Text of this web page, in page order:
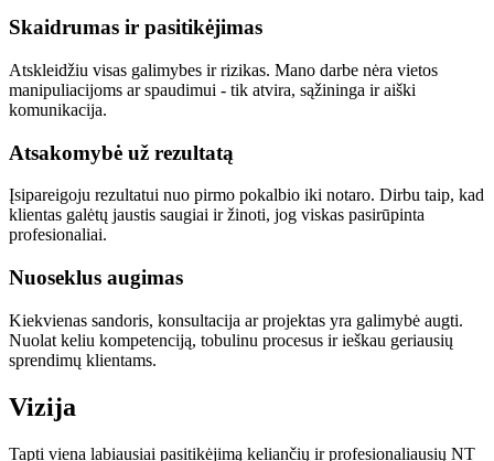
Skaidrumas ir pasitikėjimas
Atskleidžiu visas galimybes ir rizikas. Mano darbe nėra vietos
manipuliacijoms ar spaudimui - tik atvira, sąžininga ir aiški
komunikacija.
Atsakomybė už rezultatą
Įsipareigoju rezultatui nuo pirmo pokalbio iki notaro. Dirbu taip, kad
klientas galėtų jaustis saugiai ir žinoti, jog viskas pasirūpinta
profesionaliai.
Nuoseklus augimas
Kiekvienas sandoris, konsultacija ar projektas yra galimybė augti.
Nuolat keliu kompetenciją, tobulinu procesus ir ieškau geriausių
sprendimų klientams.
Vizija
Tapti viena labiausiai pasitikėjimą keliančių ir profesionaliausių NT